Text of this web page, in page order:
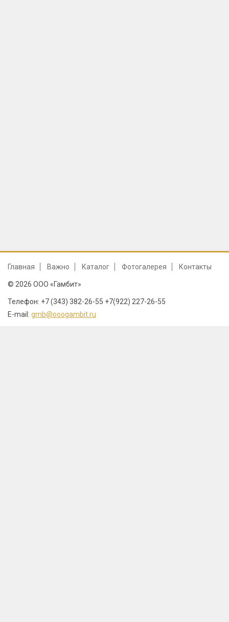
Главная Важно Каталог Фотогалерея Контакты
© 2026 ООО «Гамбит»
Телефон: +7 (343) 382-26-55 +7(922) 227-26-55
E-mail: gmb@ooogambit.ru